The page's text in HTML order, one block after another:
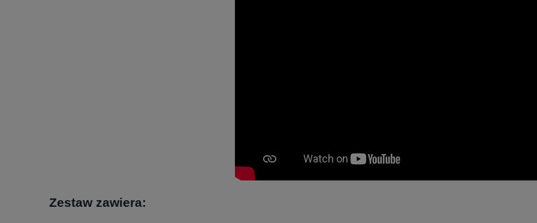
Zestaw zawiera: